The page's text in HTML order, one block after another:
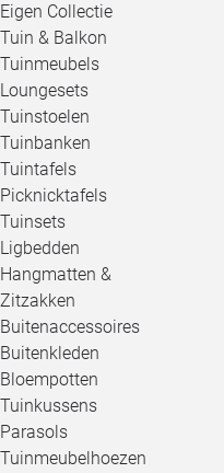
Eigen Collectie
Tuin & Balkon
Tuinmeubels
Loungesets
Tuinstoelen
Tuinbanken
Tuintafels
Picknicktafels
Tuinsets
Ligbedden
Hangmatten &
Zitzakken
Buitenaccessoires
Buitenkleden
Bloempotten
Tuinkussens
Parasols
Tuinmeubelhoezen